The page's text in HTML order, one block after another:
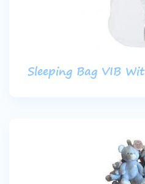
Sleeping Bag VIB Wit